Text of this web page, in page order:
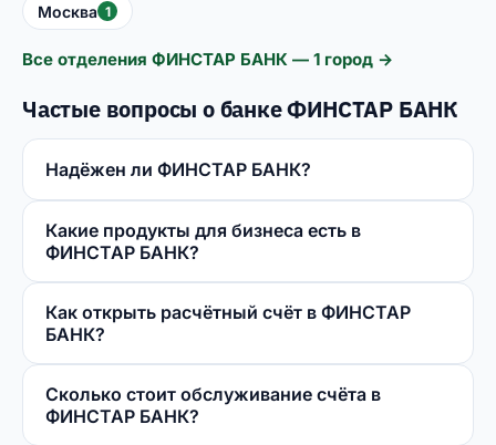
Москва 1
Все отделения ФИНСТАР БАНК — 1 город →
Частые вопросы о банке ФИНСТАР БАНК
Надёжен ли ФИНСТАР БАНК?
Какие продукты для бизнеса есть в
ФИНСТАР БАНК?
Как открыть расчётный счёт в ФИНСТАР
БАНК?
Сколько стоит обслуживание счёта в
ФИНСТАР БАНК?